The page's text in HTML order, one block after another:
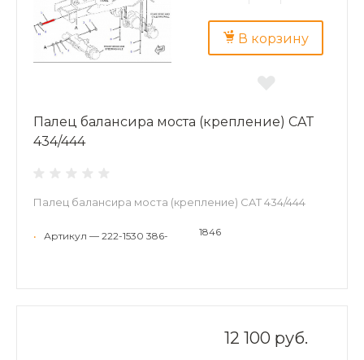
В корзину
Палец балансира моста (крепление) CAT
434/444
Палец балансира моста (крепление) CAT 434/444
• Артикул — 222-1530 386- 1846
12 100 руб.